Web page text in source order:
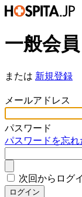
一般会
または 新規登録
メールアドレス
パスワード
パスワードを忘れ
次回からログ
ログイン